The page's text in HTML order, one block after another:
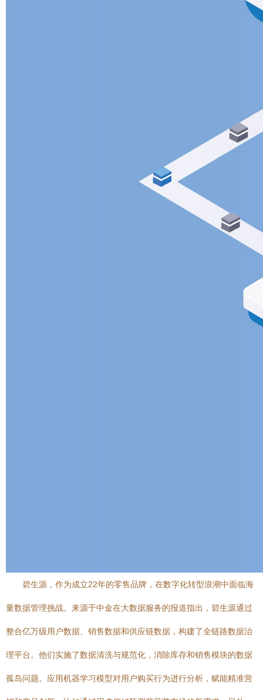
碧生源，作为成立22年的零售品牌，在数字化转型浪潮中面临海
量数据管理挑战。来源于中金在大数据服务的报道指出，碧生源通过
整合亿万级用户数据、销售数据和供应链数据，构建了全链路数据治
理平台。他们实施了数据清洗与规范化，消除库存和销售模块的数据
孤岛问题。应用机器学习模型对用户购买行为进行分析，赋能精准营